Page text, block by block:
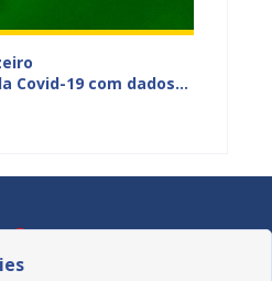
Covid-19 com dados